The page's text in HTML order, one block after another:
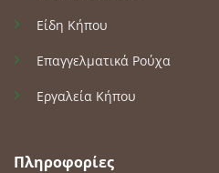
Είδη Κήπου
Επαγγελματικά Ρούχα
Εργαλεία Κήπου
Πληροφορίες